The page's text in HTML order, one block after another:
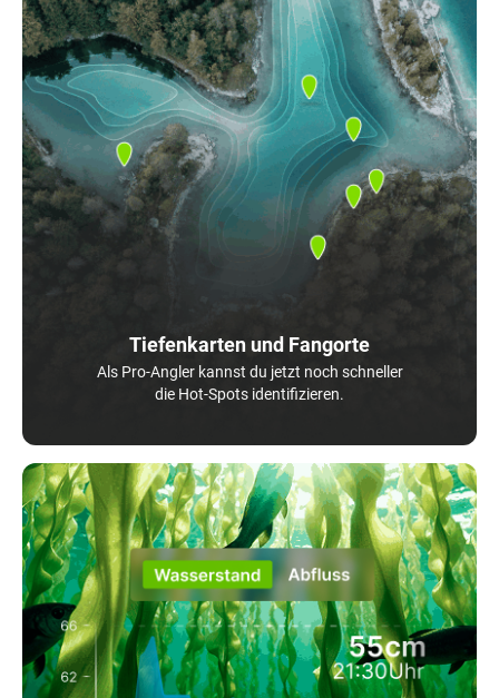
Tiefenkarten und Fangorte
Als Pro-Angler kannst du jetzt noch schneller
die Hot-Spots identifizieren.